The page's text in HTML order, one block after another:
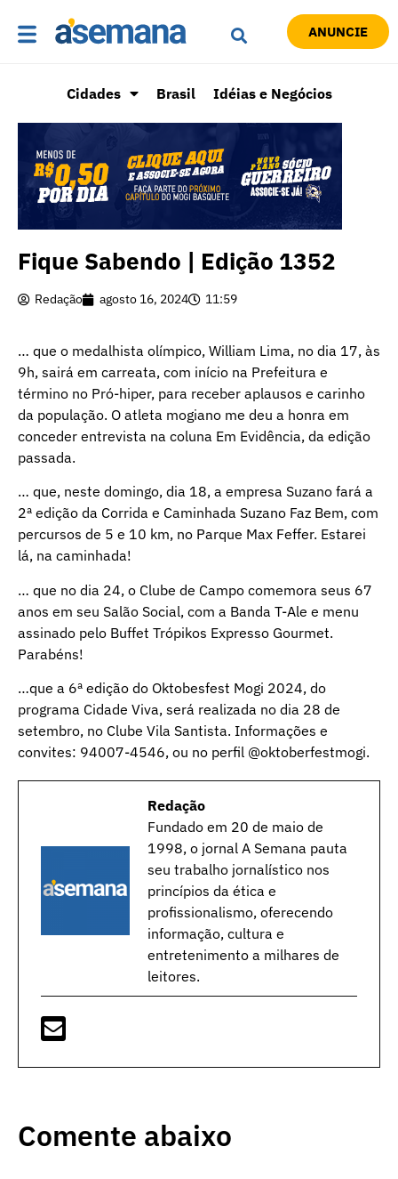
ANUNCIE
Cidades Brasil Idéias e Negócios
Fique Sabendo | Edição 1352
Redação agosto 16, 2024 11:59
… que o medalhista olímpico, William Lima, no dia 17, às
9h, sairá em carreata, com início na Prefeitura e
término no Pró-hiper, para receber aplausos e carinho
da população. O atleta mogiano me deu a honra em
conceder entrevista na coluna Em Evidência, da edição
passada.
… que, neste domingo, dia 18, a empresa Suzano fará a
2ª edição da Corrida e Caminhada Suzano Faz Bem, com
percursos de 5 e 10 km, no Parque Max Feffer. Estarei
lá, na caminhada!
… que no dia 24, o Clube de Campo comemora seus 67
anos em seu Salão Social, com a Banda T-Ale e menu
assinado pelo Buffet Trópikos Expresso Gourmet.
Parabéns!
…que a 6ª edição do Oktobesfest Mogi 2024, do
programa Cidade Viva, será realizada no dia 28 de
setembro, no Clube Vila Santista. Informações e
convites: 94007-4546, ou no perfil @oktoberfestmogi.
Redação
Fundado em 20 de maio de
1998, o jornal A Semana pauta
seu trabalho jornalístico nos
princípios da ética e
profissionalismo, oferecendo
informação, cultura e
entretenimento a milhares de
leitores.
Comente abaixo